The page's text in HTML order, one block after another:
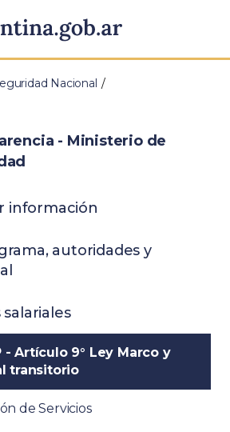
Nacional
- Ministerio de
información
autoridades y
salariales
- Artículo 9° Ley Marco y
transitorio
de Servicios